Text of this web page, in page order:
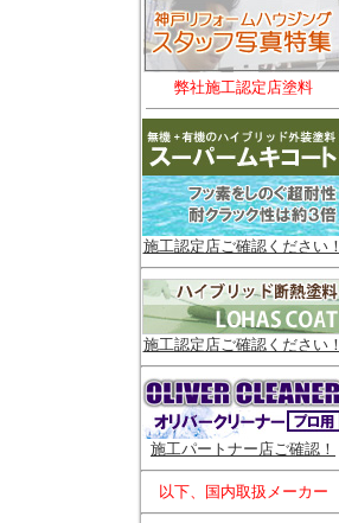
弊社施工認定店塗料
施工認定店ご確認ください！
施工認定店ご確認ください！
施工パートナー店ご確認！
以下、国内取扱メーカー